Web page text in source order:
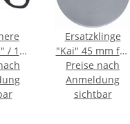
/ 14
Ersatzklinge
"Kai" 45 mm für
Art.-Nr.1002440
Preise nach
Anmeldung
sichtbar